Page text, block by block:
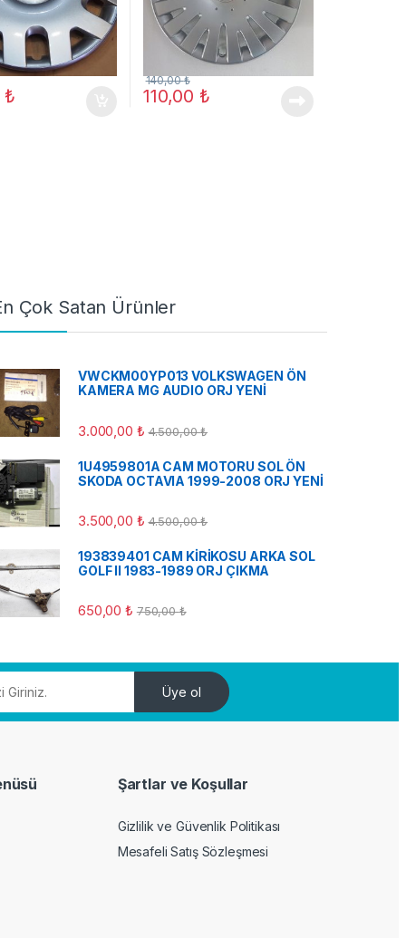
₺ 110,00 ₺
140,00₺
Çok Satan Ürünler
VWCKM00YP013 VOLKSWAGEN ÖN
KAMERA MG AUDIO ORJ YENİ
3.000,00 ₺ 4.500,00₺
1U4959801A CAM MOTORU SOL ÖN
SKODA OCTAVIA 1999-2008 ORJ YENİ
3.500,00 ₺ 4.500,00₺
193839401 CAM KİRİKOSU ARKA SOL
GOLF II 1983-1989 ORJ ÇIKMA
650,00₺ 750,00₺
Üye ol
Şartlar ve Koşullar
Gizlilik ve Güvenlik Politikası
Mesafeli Satış Sözleşmesi